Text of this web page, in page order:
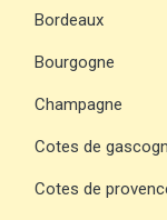
Bordeaux
Bourgogne
Champagne
Cotes de
Cotes de